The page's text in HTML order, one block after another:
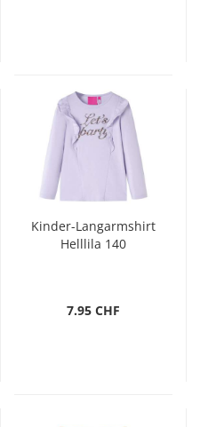
Kinder-Langarmshirt
Helllila 140
7.95 CHF